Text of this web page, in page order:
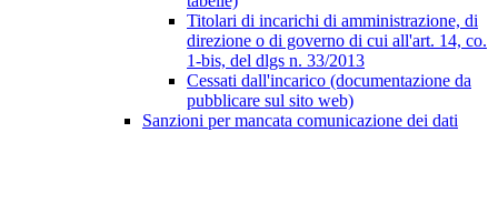
Titolari di incarichi di amministrazione, di
direzione o di governo di cui all'art. 14, co.
1-bis, del dlgs n. 33/2013
Cessati dall'incarico (documentazione da
pubblicare sul sito web)
Sanzioni per mancata comunicazione dei dati